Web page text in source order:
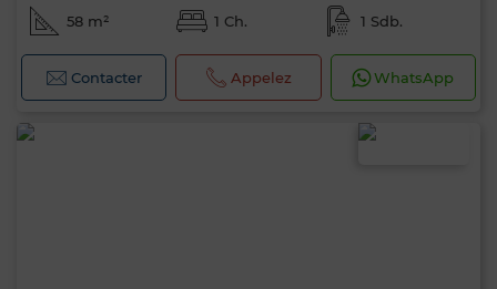
58 m² 1 Ch. 1 Sdb.
Contacter Appelez WhatsApp